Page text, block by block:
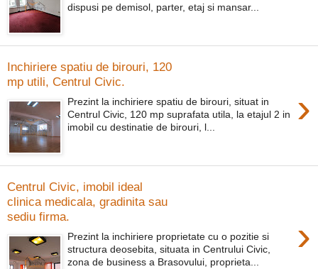
dispusi pe demisol, parter, etaj si mansar...
Inchiriere spatiu de birouri, 120
mp utili, Centrul Civic.
›
Prezint la inchiriere spatiu de birouri, situat in
Centrul Civic, 120 mp suprafata utila, la etajul 2 in
imobil cu destinatie de birouri, l...
Centrul Civic, imobil ideal
clinica medicala, gradinita sau
sediu firma.
›
Prezint la inchiriere proprietate cu o pozitie si
structura deosebita, situata in Centrului Civic,
zona de business a Brasovului, proprieta...